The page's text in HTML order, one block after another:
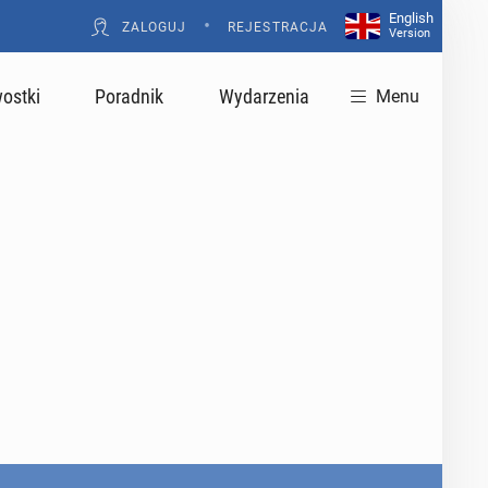
ZALOGUJ • REJESTRACJA
English
Version
Poradnik Wydarzenia Menu